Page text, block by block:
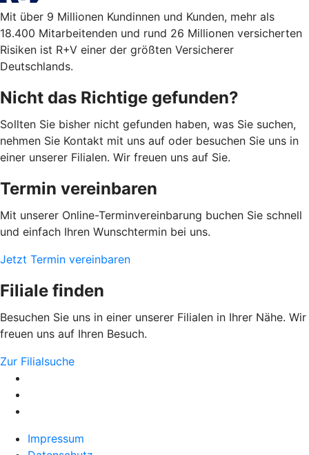
Mit über 9 Millionen Kundinnen und Kunden, mehr als
18.400 Mitarbeitenden und rund 26 Millionen versicherten
Risiken ist R+V einer der größten Versicherer
Deutschlands.
Nicht das Richtige gefunden?
Sollten Sie bisher nicht gefunden haben, was Sie suchen,
nehmen Sie Kontakt mit uns auf oder besuchen Sie uns in
einer unserer Filialen. Wir freuen uns auf Sie.
Termin vereinbaren
Mit unserer Online-Terminvereinbarung buchen Sie schnell
und einfach Ihren Wunschtermin bei uns.
Jetzt Termin vereinbaren
Filiale finden
Besuchen Sie uns in einer unserer Filialen in Ihrer Nähe. Wir
freuen uns auf Ihren Besuch.
Zur Filialsuche
Impressum